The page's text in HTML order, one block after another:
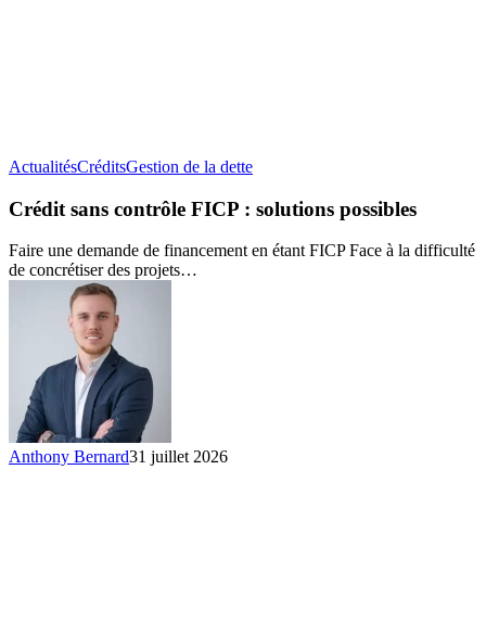
ActualitésCréditsGestion de la detteCrédit
contrôle
solutions
Crédit sans contrôle FICP : solutions possibles
Faire une demande de financement en étant FICP Face à la difficulté
de concrétiser des projets…
Anthony Bernard31 juillet 2026